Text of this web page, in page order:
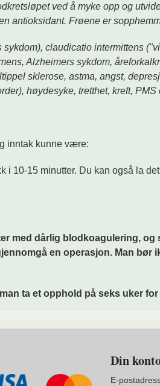
ved å myke opp og
antioksidant. Frøene er
claudicatio intermittens
Alzheimers sykdom,
sklerose, astma, angst,
høydesyke, tretthet, kreft, PMS
inntak kunne være:
i 10-15 minutter. Du kan også la
med dårlig blodkoagulering,
en operasjon. Man
ta et opphold på seks uker
Din
E-